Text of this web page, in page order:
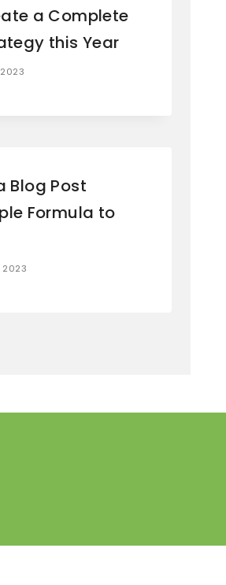
a Complete
this Year
Blog Post
Formula to
2023